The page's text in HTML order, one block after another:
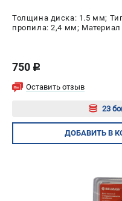
Толщина диска: 1.5 мм;
пропила: 2,4 мм;
750 c
Оставить отзыв
23
ДОБАВИТЬ В